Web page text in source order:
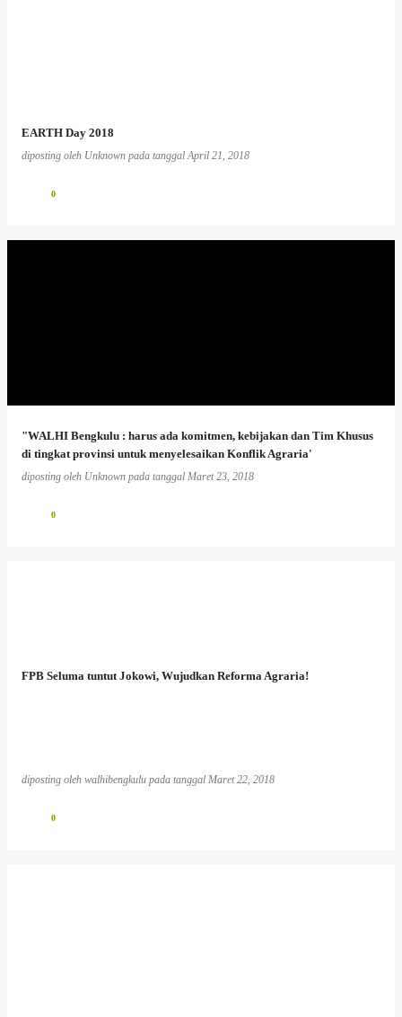
EARTH Day 2018
diposting oleh Unknown pada tanggalApril 21, 2018
0
"WALHI Bengkulu : harus ada komitmen, kebijakan dan Tim Khusus
di tingkat provinsi untuk menyelesaikan Konflik Agraria'
diposting oleh Unknown pada tanggal Maret 23, 2018
0
FPB Seluma tuntut Jokowi, Wujudkan Reforma Agraria!
diposting oleh walhibengkulu pada tanggal Maret 22, 2018
0